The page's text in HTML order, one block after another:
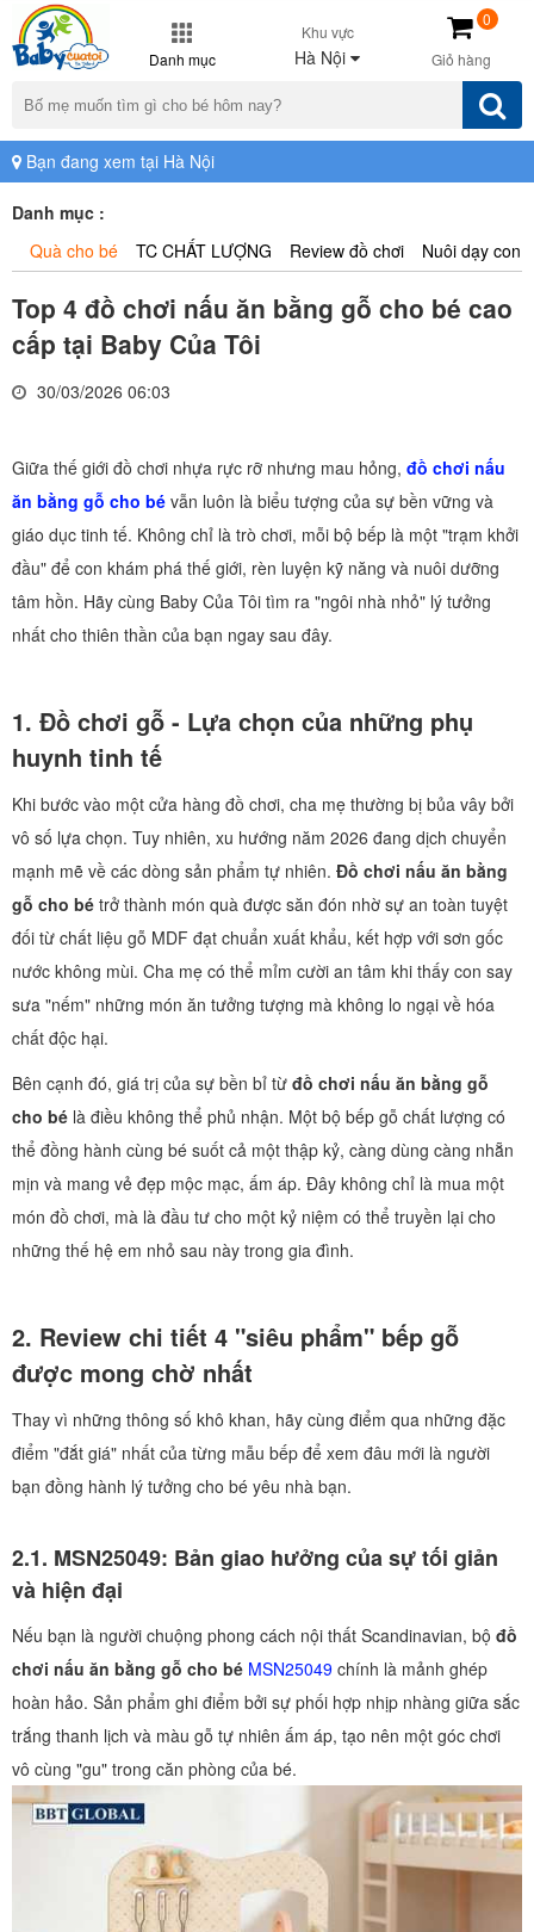
Danh mục
Khu vực
Hà Nội Giỏ hàng
0
Bạn đang xem tại Hà Nội
Danh mục :
Quà cho bé
TC CHẤT LƯỢNG Review đồ chơi Nuôi dạy con
Top 4 đồ chơi nấu ăn bằng gỗ cho bé cao
cấp tại Baby Của Tôi
30/03/2026 06:03
Giữa thế giới đồ chơi nhựa rực rỡ nhưng mau hỏng, đồ chơi nấu
ăn bằng gỗ cho bé vẫn luôn là biểu tượng của sự bền vững và
giáo dục tinh tế. Không chỉ là trò chơi, mỗi bộ bếp là một "trạm khởi
đầu" để con khám phá thế giới, rèn luyện kỹ năng và nuôi dưỡng
tâm hồn. Hãy cùng Baby Của Tôi tìm ra "ngôi nhà nhỏ" lý tưởng
nhất cho thiên thần của bạn ngay sau đây.
1. Đồ chơi gỗ - Lựa chọn của những phụ
huynh tinh tế
Khi bước vào một cửa hàng đồ chơi, cha mẹ thường bị bủa vây bởi
vô số lựa chọn. Tuy nhiên, xu hướng năm 2026 đang dịch chuyển
mạnh mẽ về các dòng sản phẩm tự nhiên. Đồ chơi nấu ăn bằng
gỗ cho bé trở thành món quà được săn đón nhờ sự an toàn tuyệt
đối từ chất liệu gỗ MDF đạt chuẩn xuất khẩu, kết hợp với sơn gốc
nước không mùi. Cha mẹ có thể mỉm cười an tâm khi thấy con say
sưa "nếm" những món ăn tưởng tượng mà không lo ngại về hóa
chất độc hại.
Bên cạnh đó, giá trị của sự bền bỉ từ đồ chơi nấu ăn bằng gỗ
cho bé là điều không thể phủ nhận. Một bộ bếp gỗ chất lượng có
thể đồng hành cùng bé suốt cả một thập kỷ, càng dùng càng nhẵn
mịn và mang vẻ đẹp mộc mạc, ấm áp. Đây không chỉ là mua một
món đồ chơi, mà là đầu tư cho một kỷ niệm có thể truyền lại cho
những thế hệ em nhỏ sau này trong gia đình.
2. Review chi tiết 4 "siêu phẩm" bếp gỗ
được mong chờ nhất
Thay vì những thông số khô khan, hãy cùng điểm qua những đặc
điểm "đắt giá" nhất của từng mẫu bếp để xem đâu mới là người
bạn đồng hành lý tưởng cho bé yêu nhà bạn.
2.1. MSN25049: Bản giao hưởng của sự tối giản
và hiện đại
Nếu bạn là người chuộng phong cách nội thất Scandinavian, bộ đồ
chơi nấu ăn bằng gỗ cho bé MSN25049 chính là mảnh ghép
hoàn hảo. Sản phẩm ghi điểm bởi sự phối hợp nhịp nhàng giữa sắc
trắng thanh lịch và màu gỗ tự nhiên ấm áp, tạo nên một góc chơi
vô cùng "gu" trong căn phòng của bé.